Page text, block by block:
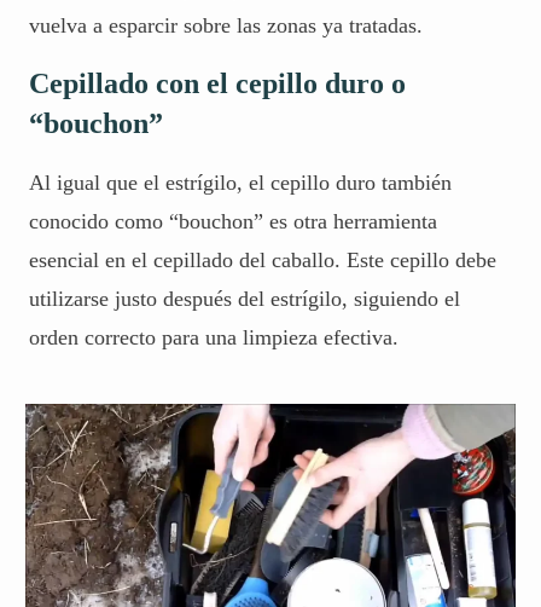
Sangre Caliente, Fría y Templada en
Caballos: Diferencias Reales
vuelva a esparcir sobre las zonas ya tratadas.
Cepillado con el cepillo duro o
“bouchon”
Al igual que el estrígilo, el cepillo duro también
conocido como “bouchon” es otra herramienta
esencial en el cepillado del caballo. Este cepillo debe
utilizarse justo después del estrígilo, siguiendo el
orden correcto para una limpieza efectiva.